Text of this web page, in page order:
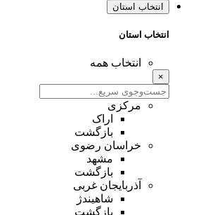
انتخاب استان
انتخاب استان
انتخاب همه
×
مرکزی
اراک
بازگشت
خراسان رضوی
مشهد
بازگشت
آذربایجان غربی
شاهیندژ
بازگشت